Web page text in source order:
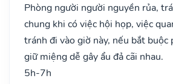
Phòng người người nguyền rủa,
chung khi có việc hội họp, việc
tránh đi vào giờ này, nếu bắt buộc
giữ miệng dễ gây ẩu đả cãi nhau.
5h-7h